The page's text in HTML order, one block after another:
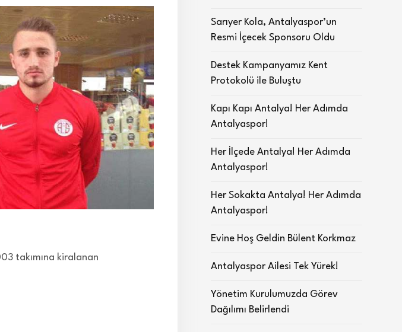
takımına kiralanan
Sarıyer Kola, Antalyaspor’un
Resmi İçecek Sponsoru Oldu
Destek Kampanyamız Kent
Protokolü ile Buluştu
Kapı Kapı Antalya! Her Adımda
Antalyaspor!
Her İlçede Antalya! Her Adımda
Antalyaspor!
Her Sokakta Antalya! Her Adımda
Antalyaspor!
Evine Hoş Geldin Bülent Korkmaz
Antalyaspor Ailesi Tek Yürek!
Yönetim Kurulumuzda Görev
Dağılımı Belirlendi